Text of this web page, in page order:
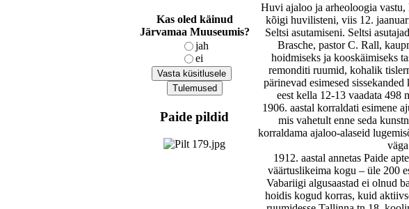
Kas oled käinud
Järvamaa Muuseumis?
jah
ei
Paide pildid
Huvi ajaloo ja arheoloogia
kõigi huvilisteni, viis 12.
Seltsi asutamiseni. Seltsi
Brasche, pastor C. Rall,
hoidmiseks ja kooskäimiseks
remonditi ruumid, kohalik
pärinevad esimesed
eest kella 12-13 vaadata 498
1906. aastal korraldati esimene
mis vahetult enne seda
korraldama ajaloo-alaseid
1912. aastal annetas Paide
väärtuslikeima kogu – üle 200
Vabariigi algusaastad ei olnud
hoidis kogud korras, kuid